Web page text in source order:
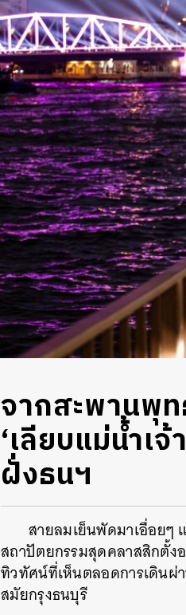
จากสะพานพุ
‘เลียบแม่น้ำเ
ฝั่งธนฯ
สายลมเย็นพัดมาเอื่อยๆ
สถาปัตยกรรมสุดคลาสสิกตั้ง
ทิวทัศน์ที่เห็นตลอดการเดิน
สมัยกรุงธนบุรี